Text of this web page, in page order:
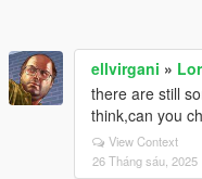
ellvirgani »
there are still
think,can you
View Context
26 Tháng sáu, 2025